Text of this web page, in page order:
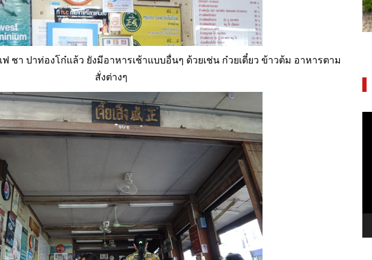
ชา ปาท่องโก๋แล้ว ยังมีอาหารเช้าแบบอื่นๆ ด้วยเช่น ก๋วยเตี๋ยว ข้าวต้ม อาหารตาม
สั่งต่างๆ